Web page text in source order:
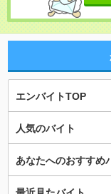
エンバイトTOP
人気のバイト
あなたへのおすすめ